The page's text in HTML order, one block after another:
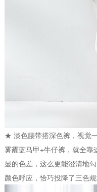
★ 淡色腰带搭深色裤，视觉
雾霾蓝马甲+牛仔裤，就全
显的色差，这么更能澄清地
颜色呼应，恰巧投降了三色